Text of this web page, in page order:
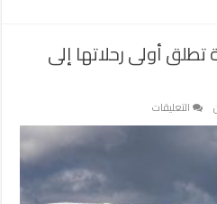
أولى رحلاتها إلى
التعليقات
الخطوط